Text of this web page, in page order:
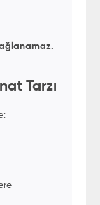
Tarzı